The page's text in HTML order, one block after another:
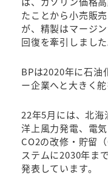
たことから小売販
が、精製はマージ
回復を牽引しました
BPは2020年に石油
ー企業へと大きく舵
22年5月には、北海
洋上風力発電、電
CO2の改修・貯留
ステムに2030年ま
発表しています。